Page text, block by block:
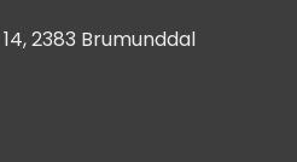
2383 Brumunddal